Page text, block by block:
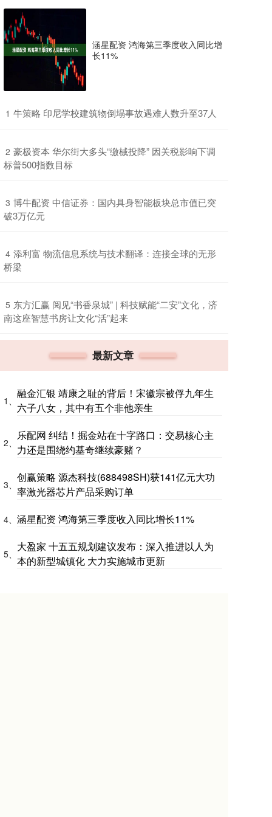
涵星配资 鸿海第三季度收入同比增
长11%
1 ​牛策略 印尼学校建筑物倒塌事故遇难人数升至37人
2 ​豪极资本 华尔街大多头“缴械投降” 因关税影响下调
标普500指数目标
3 ​博牛配资 中信证券：国内具身智能板块总市值已突
破3万亿元
4 ​添利富 物流信息系统与技术翻译：连接全球的无形
桥梁
5 ​东方汇赢 阅见“书香泉城” | 科技赋能“二安”文化，济
南这座智慧书房让文化“活”起来
最新文章
1、
融金汇银 靖康之耻的背后！宋徽宗被俘九年生
六子八女，其中有五个非他亲生
2、
乐配网 纠结！掘金站在十字路口：交易核心主
力还是围绕约基奇继续豪赌？
3、
创赢策略 源杰科技(688498SH)获141亿元大功
率激光器芯片产品采购订单
4、 涵星配资 鸿海第三季度收入同比增长11%
5、
大盈家 十五五规划建议发布：深入推进以人为
本的新型城镇化 大力实施城市更新